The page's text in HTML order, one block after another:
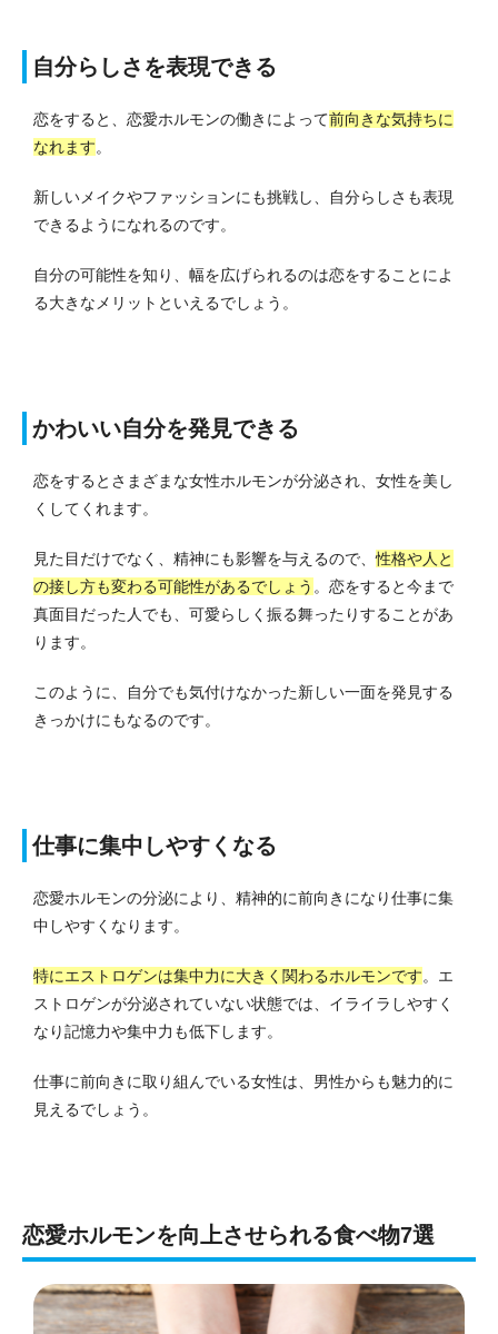
自分らしさを表現できる
恋をすると、恋愛ホルモンの働きによって前向きな気持ちに
なれます。
新しいメイクやファッションにも挑戦し、自分らしさも表現
できるようになれるのです。
自分の可能性を知り、幅を広げられるのは恋をすることによ
る大きなメリットといえるでしょう。
かわいい自分を発見できる
恋をするとさまざまな女性ホルモンが分泌され、女性を美し
くしてくれます。
見た目だけでなく、精神にも影響を与えるので、性格や人と
の接し方も変わる可能性があるでしょう 。 恋をすると今まで
真面目だった人でも、可愛らしく振る舞ったりすることがあ
ります。
このように、自分でも気付けなかった新しい一面を発見する
きっかけにもなるのです。
仕事に集中しやすくなる
恋愛ホルモンの分泌により、精神的に前向きになり仕事に集
中しやすくなります。
特にエストロゲンは集中力に大きく関わるホルモンです。 エ
ストロゲンが分泌されていない状態では、イライラしやすく
なり記憶力や集中力も低下します。
仕事に前向きに取り組んでいる女性は、男性からも魅力的に
見えるでしょう。
恋愛ホルモンを向上させられる食べ物7選